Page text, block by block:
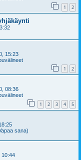
1 2
15:23
1 2
08:36
1 2 3 4 5
sana)
10:44